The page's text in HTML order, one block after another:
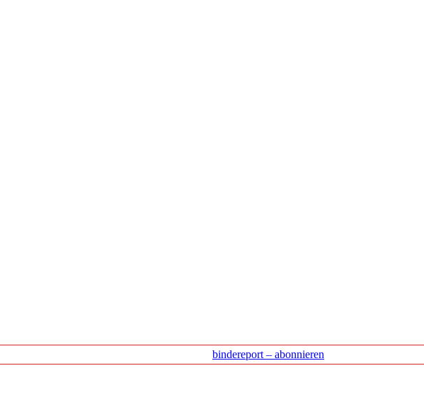
bindereport – abonnieren